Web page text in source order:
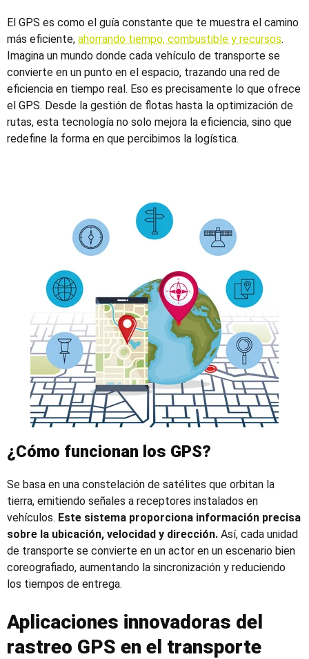
El GPS es como el guía constante que te muestra el camino
más eficiente, ahorrando tiempo, combustible y recursos.
Imagina un mundo donde cada vehículo de transporte se
convierte en un punto en el espacio, trazando una red de
eficiencia en tiempo real. Eso es precisamente lo que ofrece
el GPS. Desde la gestión de flotas hasta la optimización de
rutas, esta tecnología no solo mejora la eficiencia, sino que
redefine la forma en que percibimos la logística.
¿Cómo funcionan los GPS?
Se basa en una constelación de satélites que orbitan la
tierra, emitiendo señales a receptores instalados en
vehículos. Este sistema proporciona información precisa
sobre la ubicación, velocidad y dirección. Así, cada unidad
de transporte se convierte en un actor en un escenario bien
coreografiado, aumentando la sincronización y reduciendo
los tiempos de entrega.
Aplicaciones innovadoras del
rastreo GPS en el transporte